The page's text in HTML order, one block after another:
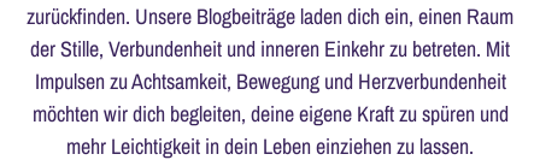
zurückfinden. Unsere Blogbeiträge laden dich ein, einen Raum
der Stille, Verbundenheit und inneren Einkehr zu betreten. Mit
Impulsen zu Achtsamkeit, Bewegung und Herzverbundenheit
möchten wir dich begleiten, deine eigene Kraft zu spüren und
mehr Leichtigkeit in dein Leben einziehen zu lassen.